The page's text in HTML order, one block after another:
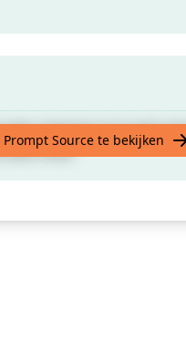
plagiaat inclusief
leuk vindt
Source te bekijken